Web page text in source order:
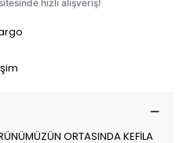
ORTASINDA KEFİLA